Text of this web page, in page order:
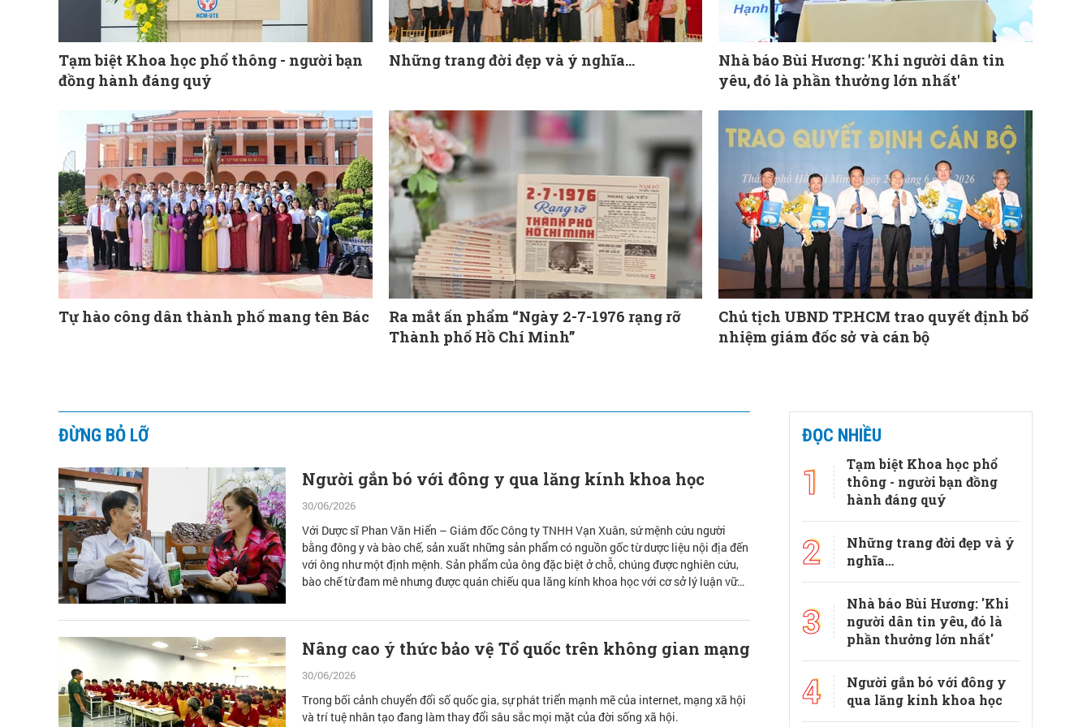
Tạm biệt Khoa học phổ thông - người bạn
đồng hành đáng quý
Những trang đời đẹp và ý nghĩa…
Nhà báo Bùi Hương: 'Khi người dân tin
yêu, đó là phần thưởng lớn nhất'
Tự hào công dân thành phố mang tên Bác
Ra mắt ấn phẩm “Ngày 2-7-1976 rạng rỡ
Thành phố Hồ Chí Minh”
Chủ tịch UBND TP.HCM trao quyết định bổ
nhiệm giám đốc sở và cán bộ
ĐỪNG BỎ LỠ
Người gắn bó với đông y qua lăng kính khoa học
30/06/2026
Với Dược sĩ Phan Văn Hiển – Giám đốc Công ty TNHH Vạn Xuân, sứ mệnh cứu người
bằng đông y và bào chế, sản xuất những sản phẩm có nguồn gốc từ dược liệu nội địa đến
với ông như một định mệnh. Sản phẩm của ông đặc biệt ở chỗ, chúng được nghiên cứu,
bào chế từ đam mê nhưng được quán chiếu qua lăng kính khoa học với cơ sở lý luận vững
Nâng cao ý thức bảo vệ Tổ quốc trên không gian mạng
30/06/2026
Trong bối cảnh chuyển đổi số quốc gia, sự phát triển mạnh mẽ của internet, mạng xã hội
và trí tuệ nhân tạo đang làm thay đổi sâu sắc mọi mặt của đời sống xã hội.
ĐỌC NHIỀU
1
Tạm biệt Khoa học phổ
thông - người bạn đồng
hành đáng quý
2
Những trang đời đẹp và ý
nghĩa…
3
Nhà báo Bùi Hương: 'Khi
người dân tin yêu, đó là
phần thưởng lớn nhất'
4
Người gắn bó với đông y
qua lăng kính khoa học